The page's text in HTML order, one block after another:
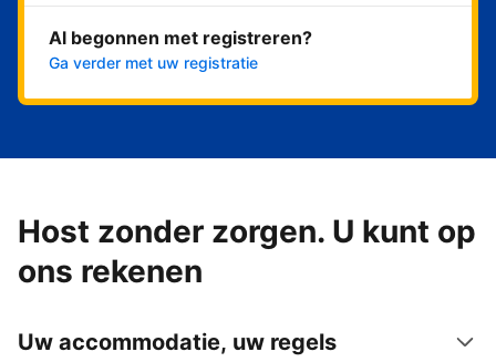
Al begonnen met registreren?
Ga verder met uw registratie
Host zonder zorgen. U kunt op
ons rekenen
Uw accommodatie, uw regels